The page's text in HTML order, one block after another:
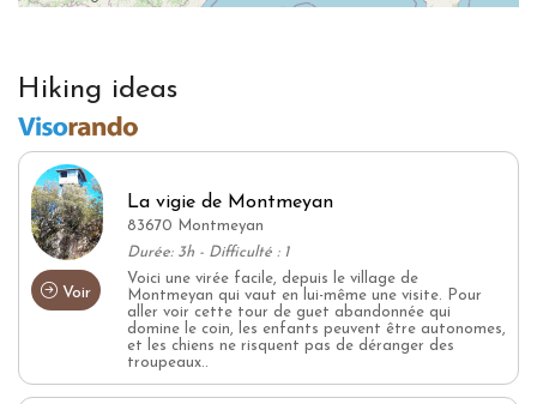
Hiking ideas
Voir
La vigie de Montmeyan
83670 Montmeyan
Durée: 3h - Difficulté : 1
Voici une virée facile, depuis le village de
Montmeyan qui vaut en lui-même une visite. Pour
aller voir cette tour de guet abandonnée qui
domine le coin, les enfants peuvent être autonomes,
et les chiens ne risquent pas de déranger des
troupeaux..